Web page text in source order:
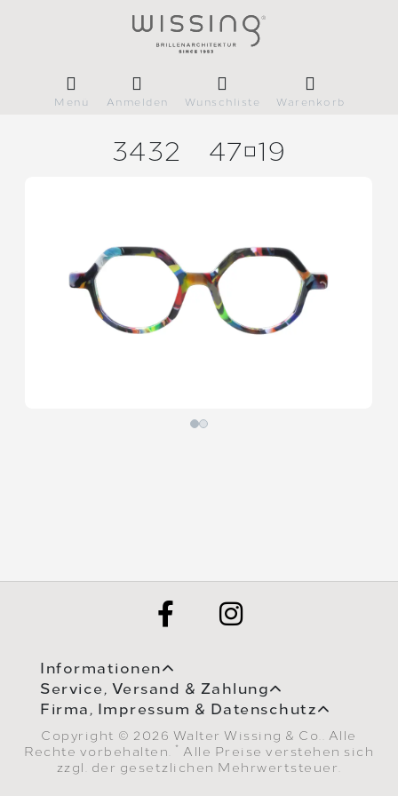
Menü Anmelden Wunschliste Warenkorb
3432 4719
Informationen
Service, Versand & Zahlung
Firma, Impressum & Datenschutz
Copyright © 2026 Walter Wissing & Co.. Alle
Rechte vorbehalten.
* Alle Preise verstehen sich
zzgl. der gesetzlichen Mehrwertsteuer.